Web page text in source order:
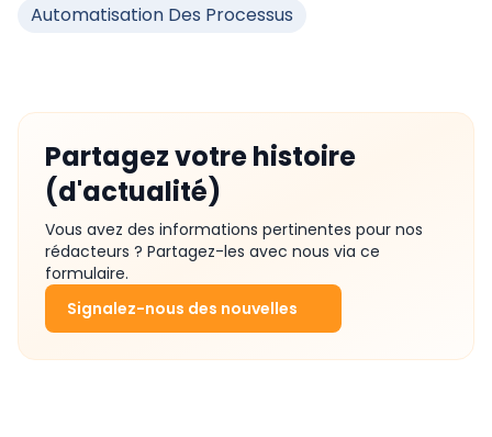
Automatisation Des Processus
Partagez votre histoire
(d'actualité)
Vous avez des informations pertinentes pour nos
rédacteurs ? Partagez-les avec nous via ce
formulaire.
Signalez-nous des nouvelles